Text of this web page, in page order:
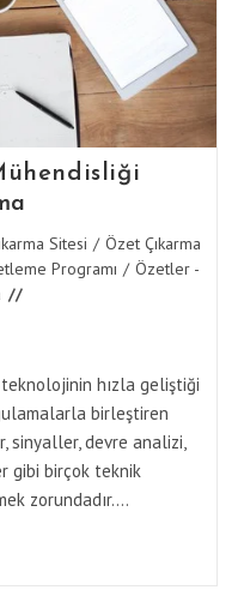
Sitesi / Özet Çıkarma
Programı / Özetler -
hızla geliştiği
birleştiren
sinyaller, devre analizi,
gibi birçok teknik
zorundadır.…